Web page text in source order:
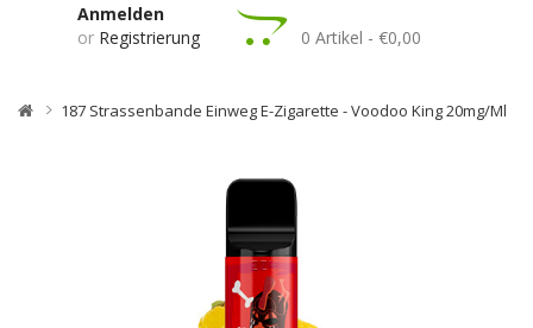
Anmelden
or Registrierung 0 Artikel - €0,00
187 Strassenbande Einweg E-Zigarette - Voodoo King 20mg/ml